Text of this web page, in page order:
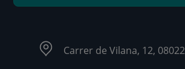
Carrer de Vilana, 12,